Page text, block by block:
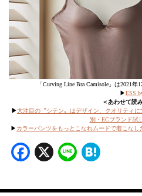
「Curving Line Bra Camisole」は2021年
▶︎ESS
＜あわせて読
▶︎大注目の〝シテン〟はデザイン、クオリティ
別・ECブランド試
▶︎ カラーパンツをもっとこなれムードで着こな
Facebook
X Line